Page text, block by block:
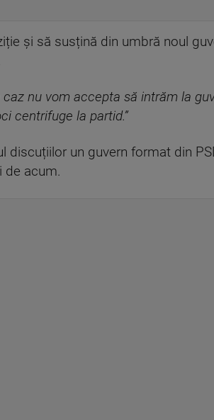
și să susțină din umbră noul
caz nu vom accepta să intrăm la
centrifuge la partid.”
un guvern format din
de acum.